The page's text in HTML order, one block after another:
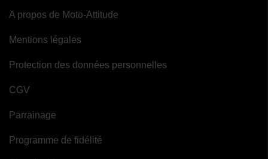
A propos de Moto-Attitude
Mentions légales
Protection des données personnelles
CGV
Parrainage
Programme de fidélité